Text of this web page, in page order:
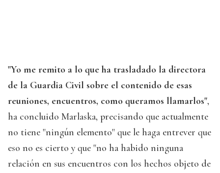
"Yo me remito a lo que ha trasladado la directora
de la Guardia Civil sobre el contenido de esas
reuniones, encuentros, como queramos llamarlos",
ha concluido Marlaska, precisando que actualmente
no tiene "ningún elemento" que le haga entrever que
eso no es cierto y que "no ha habido ninguna
relación en sus encuentros con los hechos objeto de